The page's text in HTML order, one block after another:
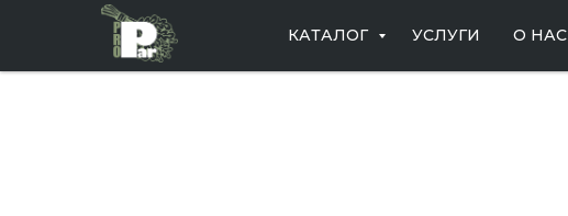
КАТАЛОГ УСЛУГИ О НАС